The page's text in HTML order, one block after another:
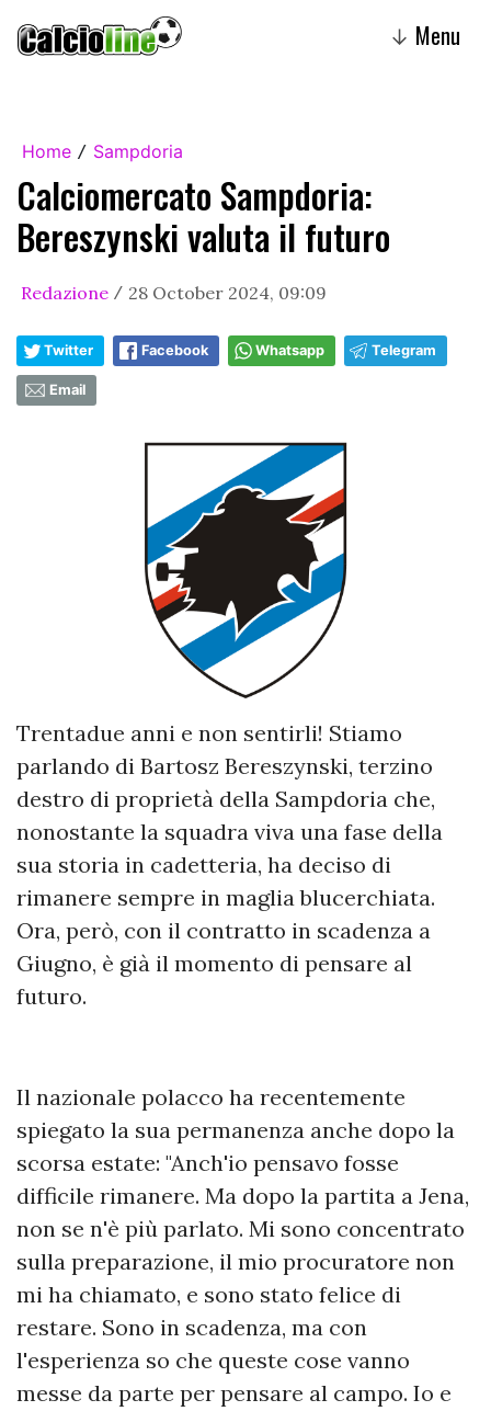
↓ Menu
Home / Sampdoria
Calciomercato Sampdoria:
Bereszynski valuta il futuro
Redazione / 28 October 2024, 09:09
Twitter Facebook Whatsapp Telegram
Email
Trentadue anni e non sentirli! Stiamo
parlando di Bartosz Bereszynski, terzino
destro di proprietà della Sampdoria che,
nonostante la squadra viva una fase della
sua storia in cadetteria, ha deciso di
rimanere sempre in maglia blucerchiata.
Ora, però, con il contratto in scadenza a
Giugno, è già il momento di pensare al
futuro.
Il nazionale polacco ha recentemente
spiegato la sua permanenza anche dopo la
scorsa estate: "Anch'io pensavo fosse
difficile rimanere. Ma dopo la partita a Jena,
non se n'è più parlato. Mi sono concentrato
sulla preparazione, il mio procuratore non
mi ha chiamato, e sono stato felice di
restare. Sono in scadenza, ma con
l'esperienza so che queste cose vanno
messe da parte per pensare al campo. Io e